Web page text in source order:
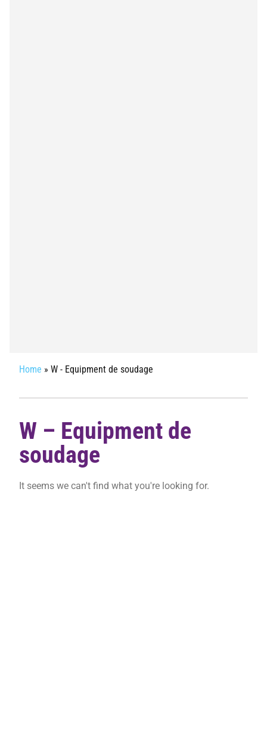
Home » W - Equipment de soudage
W – Equipment de
soudage
It seems we can't find what you're looking for.